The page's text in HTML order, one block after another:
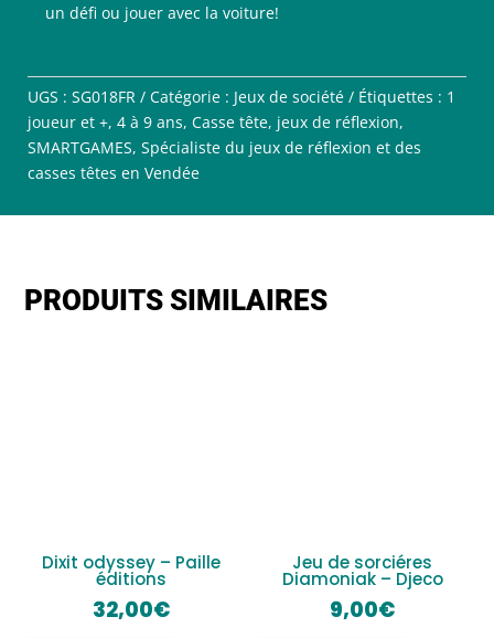
un défi ou jouer avec la voiture!
UGS : SG018FR Catégorie : Jeux de société Étiquettes : 1
joueur et +, 4 à 9 ans, Casse tête, jeux de réflexion,
SMARTGAMES, Spécialiste du jeux de réflexion et des
casses têtes en Vendée
PRODUITS SIMILAIRES
Dixit odyssey – Paille
éditions
32,00€
Jeu de sorciéres
Diamoniak – Djeco
9,00€